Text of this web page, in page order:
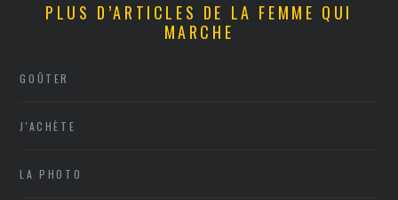
PLUS D’ARTICLES DE LA FEMME QUI
MARCHE
GOÛTER
J'ACHÈTE
LA PHOTO